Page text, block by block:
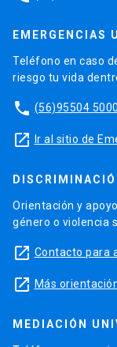
EMERGENCIAS
Teléfono en caso
riesgo tu vida
phone (56)95504 5000
launch Ir al sitio de
Orientación y
género o violencia
launch Contacto para
launch Más
MEDIACIÓN